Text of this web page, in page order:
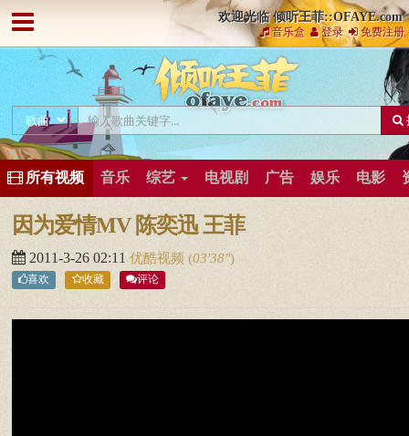
欢迎光临 倾听王菲::OFAYE.com
音乐盒 登录 免费注册
所有视频 音乐 综艺 电视剧 广告 娱乐 电影
因为爱情MV 陈奕迅 王菲
2011-3-26 02:11 优酷视频 (03′38″)
喜欢 收藏 评论